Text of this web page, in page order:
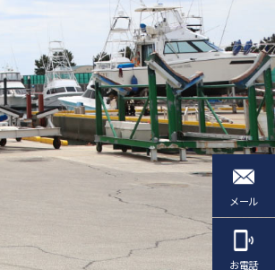
メール
お電話